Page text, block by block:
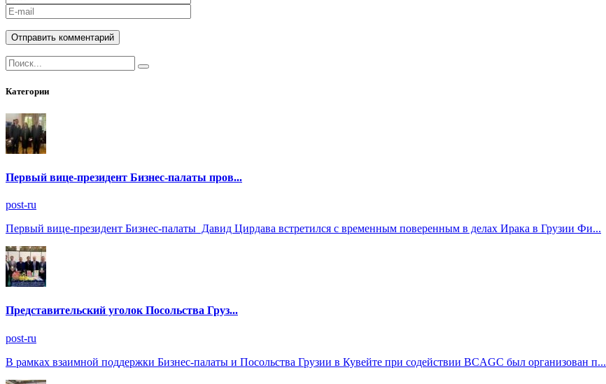
Отправить комментарий
Категории
Первый вице-президент Бизнес-палаты пров...
post-ru
Первый вице-президент Бизнес-палаты Давид Цирдава встретился с временным поверенным в делах Ирака в Грузии Фи...
Представительский уголок Посольства Груз...
post-ru
В рамках взаимной поддержки Бизнес-палаты и Посольства Грузии в Кувейте при содействии BCAGC был организован п...